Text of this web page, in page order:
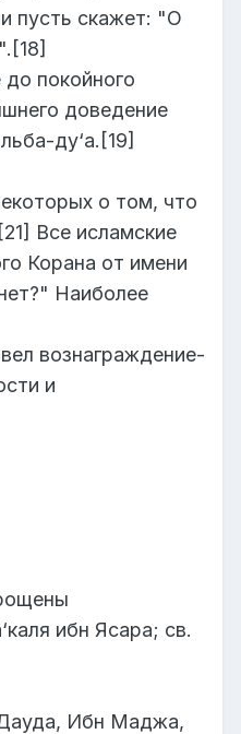
пусть скажет: "О
покойного
доведение
ду‘а.[19]
о том, что
Все исламские
Корана от имени
Наиболее
вознаграждение-
и
ибн Ясара; св.
Ибн Маджа,